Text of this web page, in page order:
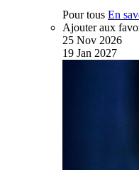
Pour tous En
Ajouter aux
25 Nov 2026
19 Jan 2027